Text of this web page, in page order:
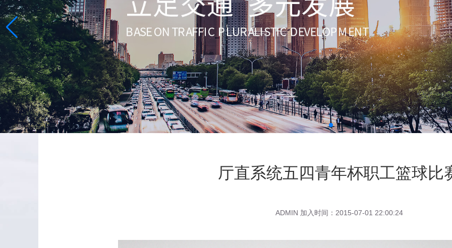
厅直系统五四青年杯职工篮球比
ADMIN 加入时间：2015-07-01 22:00:24